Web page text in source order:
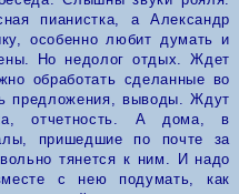
пианистка, а Александр
особенно любит думать и
Но недолог отдых. Ждет
обработать сделанные во
предложения, выводы. Ждут
отчетность. А дома, в
пришедшие по почте за
тянется к ним. И надо
с нею подумать, как